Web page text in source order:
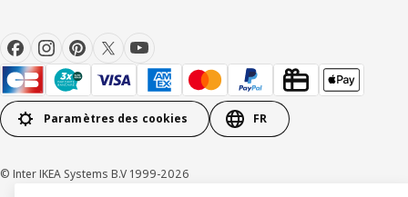
Paramètres des cookies FR
© Inter IKEA Systems B.V 1999-2026